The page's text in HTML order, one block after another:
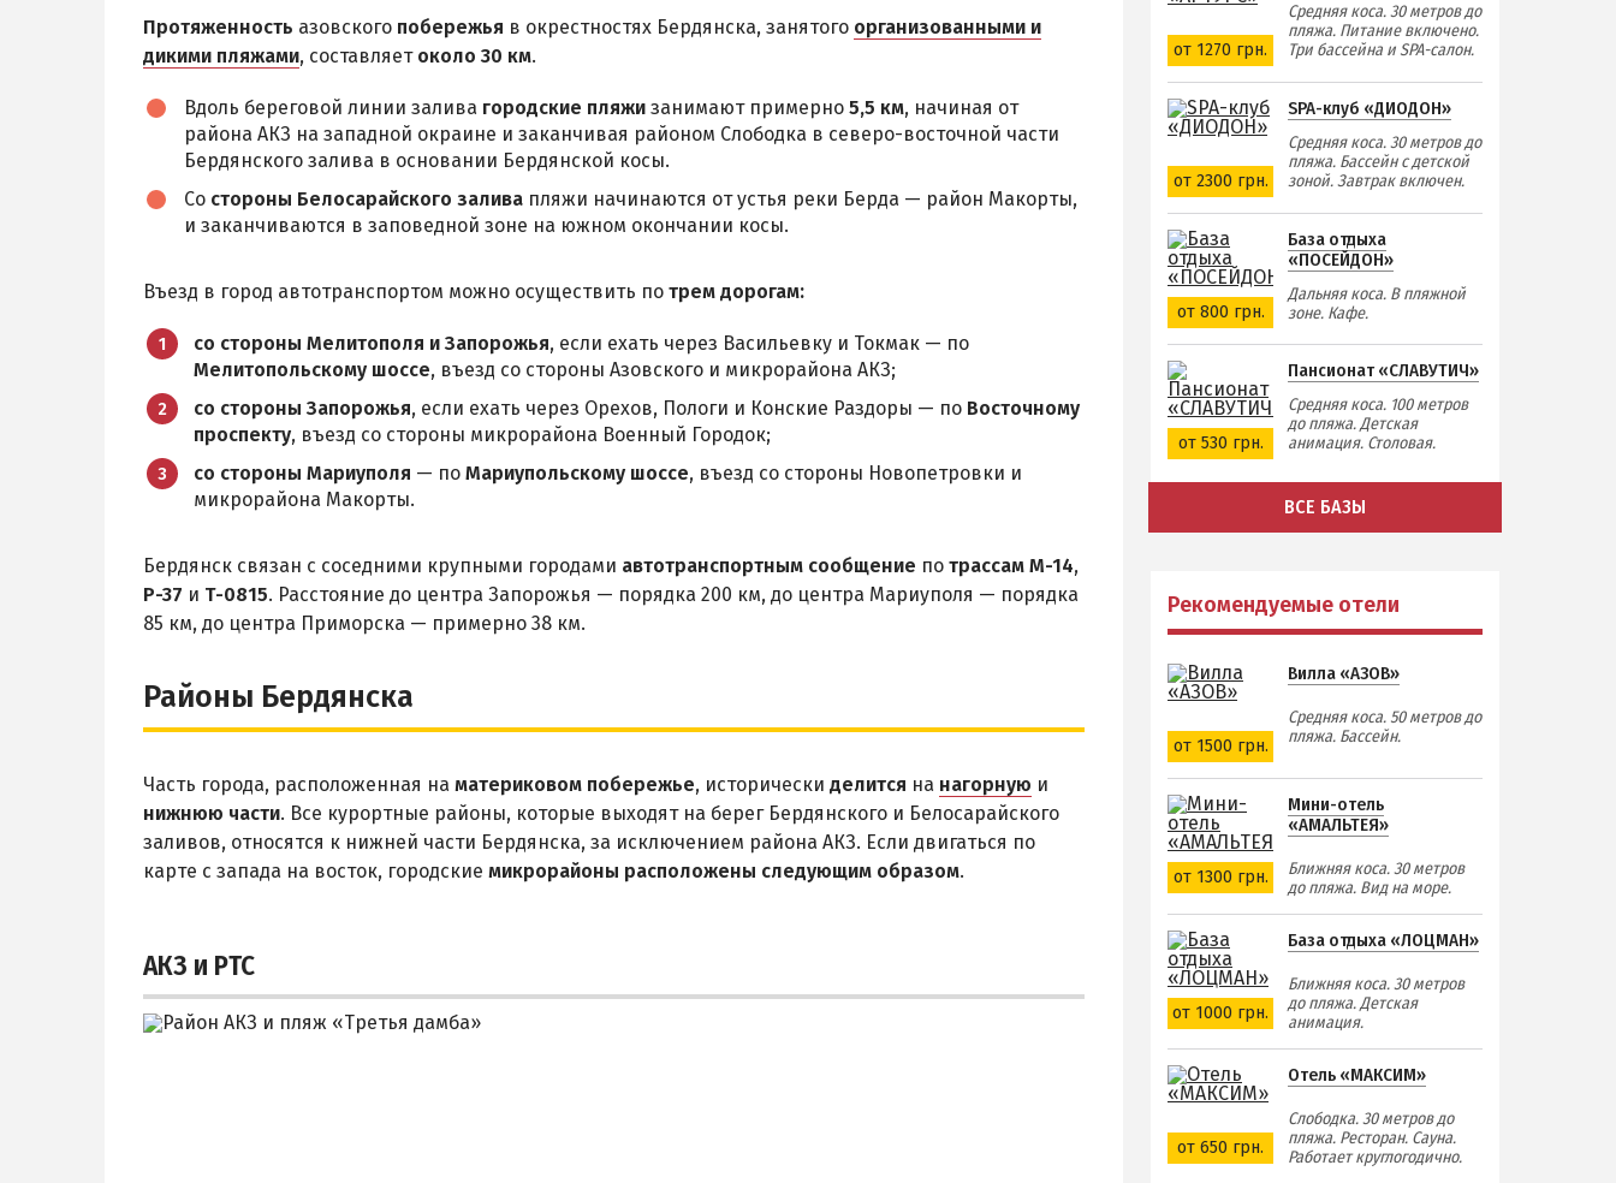
Протяженность азовского побережья в окрестностях Бердянска, занятого организованными и
дикими пляжами, составляет около 30 км.
Вдоль береговой линии залива городские пляжи занимают примерно 5,5 км, начиная от
района АКЗ на западной окраине и заканчивая районом Слободка в северо-восточной части
Бердянского залива в основании Бердянской косы.
Со стороны Белосарайского залива пляжи начинаются от устья реки Берда — район Макорты,
и заканчиваются в заповедной зоне на южном окончании косы.
Въезд в город автотранспортом можно осуществить по трем дорогам:
со стороны Мелитополя и Запорожья, если ехать через Васильевку и Токмак — по
Мелитопольскому шоссе, въезд со стороны Азовского и микрорайона АКЗ;
со стороны Запорожья, если ехать через Орехов, Пологи и Конские Раздоры — по Восточному
проспекту, въезд со стороны микрорайона Военный Городок;
со стороны Мариуполя — по Мариупольскому шоссе, въезд со стороны Новопетровки и
микрорайона Макорты.
Бердянск связан с соседними крупными городами автотранспортным сообщение по трассам М-14,
Р-37 и Т-0815. Расстояние до центра Запорожья — порядка 200 км, до центра Мариуполя — порядка
85 км, до центра Приморска — примерно 38 км.
Районы Бердянска
Часть города, расположенная на материковом побережье, исторически делится на нагорную и
нижнюю части. Все курортные районы, которые выходят на берег Бердянского и Белосарайского
заливов, относятся к нижней части Бердянска, за исключением района АКЗ. Если двигаться по
карте с запада на восток, городские микрорайоны расположены следующим образом.
АКЗ и РТС
от 1270 грн.
Средняя коса. 30 метров до
пляжа. Питание включено.
Три бассейна и SPA-салон.
от 2300 грн.
SPA-клуб «ДИОДОН»
Средняя коса. 30 метров до
пляжа. Бассейн с детской
зоной. Завтрак включен.
от 800 грн.
База отдыха
«ПОСЕЙДОН»
Дальняя коса. В пляжной
зоне. Кафе.
от 530 грн.
Пансионат «СЛАВУТИЧ»
Средняя коса. 100 метров
до пляжа. Детская
анимация. Столовая.
ВСЕ БАЗЫ
Рекомендуемые отели
от 1500 грн.
Вилла «АЗОВ»
Средняя коса. 50 метров до
пляжа. Бассейн.
от 1300 грн.
Мини-отель
«АМАЛЬТЕЯ»
Ближняя коса. 30 метров
до пляжа. Вид на море.
от 1000 грн.
База отдыха «ЛОЦМАН»
Ближняя коса. 30 метров
до пляжа. Детская
анимация.
от 650 грн.
Отель «МАКСИМ»
Слободка. 30 метров до
пляжа. Ресторан. Сауна.
Работает круглогодично.